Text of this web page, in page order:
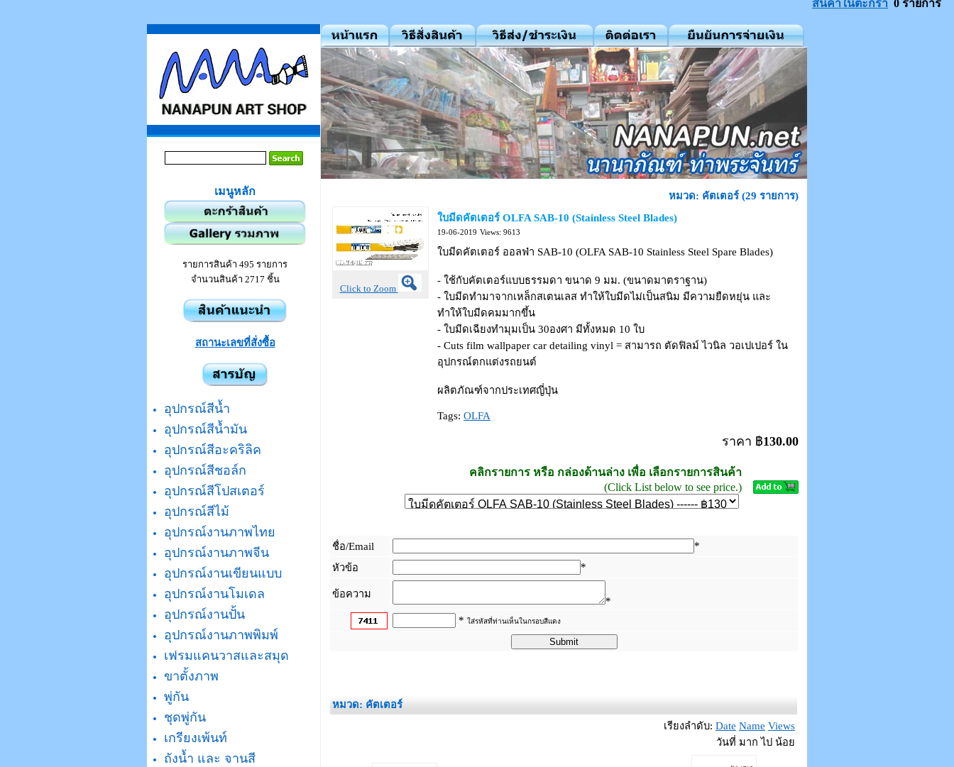
เมนูหลัก
สินค้าในตะกร้า 0 รายการ
รายการสินค้า 495 รายการ
จำนวนสินค้า 2717 ชิ้น
สถานะเลขที่สั่งซื้อ
อุปกรณ์สีน้ำ
อุปกรณ์สีน้ำมัน
อุปกรณ์สีอะคริลิค
อุปกรณ์สีชอล์ก
อุปกรณ์สีโปสเตอร์
อุปกรณ์สีไม้
อุปกรณ์งานภาพไทย
อุปกรณ์งานภาพจีน
อุปกรณ์งานเขียนแบบ
อุปกรณ์งานโมเดล
อุปกรณ์งานปั้น
อุปกรณ์งานภาพพิมพ์
เฟรมแคนวาสและสมุด
ขาตั้งภาพ
พู่กัน
ชุดพู่กัน
เกรียงเพ้นท์
ถังน้ำ และ จานสี
หมวด: คัตเตอร์ (29 รายการ)
Click to Zoom
ใบมีดคัตเตอร์ OLFA SAB-10 (Stainless Steel Blades)
19-06-2019 Views: 9613
ใบมีดคัตเตอร์ ออลฟ่า SAB-10 (OLFA SAB-10 Stainless Steel Spare Blades)
- ใช้กับคัตเตอร์แบบธรรมดา ขนาด 9 มม. (ขนาดมาตราฐาน)
- ใบมีดทำมาจากเหล็กสเตนเลส ทำให้ใบมีดไม่เป็นสนิม มีความยืดหยุ่น และ
ทำให้ใบมีดคมมากขึ้น
- ใบมีดเฉียงทำมุมเป็น 30องศา มีทั้งหมด 10 ใบ
- Cuts film wallpaper car detailing vinyl = สามารถ ตัดฟิลม์ ไวนิล วอเปเปอร์ ใน
อุปกรณ์ตกแต่งรถยนต์
ผลิตภัณฑ์จากประเทศญี่ปุ่น
Tags: OLFA
ราคา ฿130.00
คลิกรายการ หรือ กล่องด้านล่าง เพื่อ เลือกรายการสินค้า
(Click List below to see price.)
ชื่อ/Email
*
หัวข้อ
*
ข้อความ
*
* ใส่รหัสที่ท่านเห็นในกรอบสีแดง
หมวด: คัตเตอร์
เรียงลำดับ: Date Name Views
วันที่ มาก ไป น้อย